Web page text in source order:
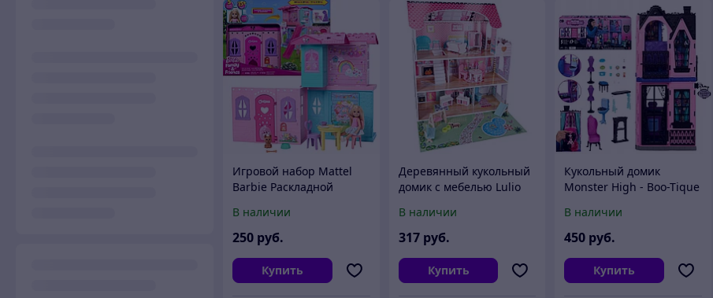
Игровой набор Mattel
Barbie Раскладной
Челси JFW49
В наличии
250 руб.
Купить
Деревянный кукольный
домик с мебелью Lulio
В наличии
317 руб.
Купить
Кукольный домик
Monster High - Boo-Tique
В наличии
450 руб.
Купить